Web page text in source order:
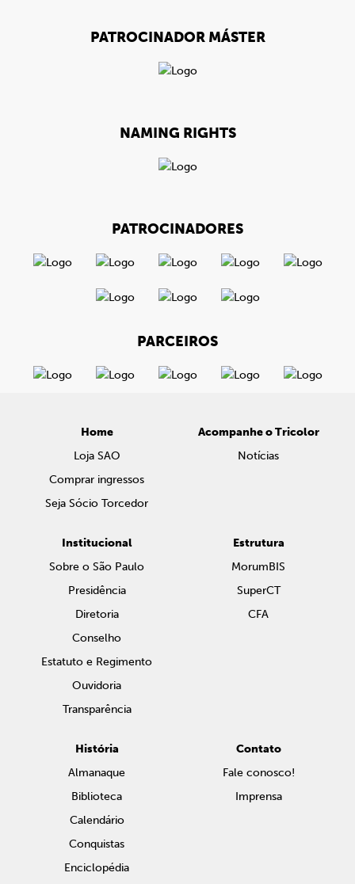
PATROCINADOR MÁSTER
NAMING RIGHTS
PATROCINADORES
PARCEIROS
Home
Loja SAO
Comprar ingressos
Seja Sócio Torcedor
Acompanhe o Tricolor
Notícias
Institucional
Sobre o São Paulo
Presidência
Diretoria
Conselho
Estatuto e Regimento
Ouvidoria
Transparência
Estrutura
MorumBIS
SuperCT
CFA
História
Almanaque
Biblioteca
Calendário
Conquistas
Enciclopédia
Contato
Fale conosco!
Imprensa